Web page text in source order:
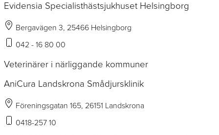
Evidensia Specialisthästsjukhuset Helsingborg
Bergavägen 3, 25466 Helsingborg
042 - 16 80 00
Veterinärer i närliggande kommuner
AniCura Landskrona Smådjursklinik
Föreningsgatan 165, 26151 Landskrona
0418-257 10